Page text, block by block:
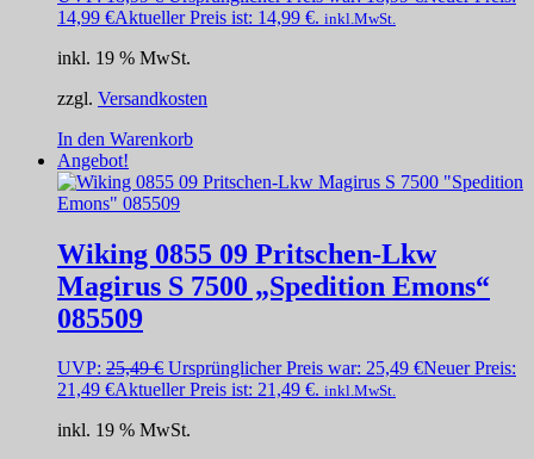
14,99 €Aktueller Preis ist: 14,99 €. inkl.MwSt.
inkl. 19 % MwSt.
zzgl. Versandkosten
In den Warenkorb
Angebot!
Wiking 0855 09 Pritschen-Lkw
Magirus S 7500 „Spedition Emons“
085509
UVP: 25,49€ Ursprünglicher Preis war: 25,49 €Neuer Preis:
21,49 €Aktueller Preis ist: 21,49 €. inkl.MwSt.
inkl. 19 % MwSt.